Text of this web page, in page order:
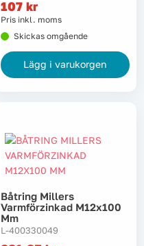
107 kr
Pris inkl. moms
Skickas omgående
Lägg i varukorgen
Båtring Millers
Varmförzinkad M12x100
Mm
L-400330049